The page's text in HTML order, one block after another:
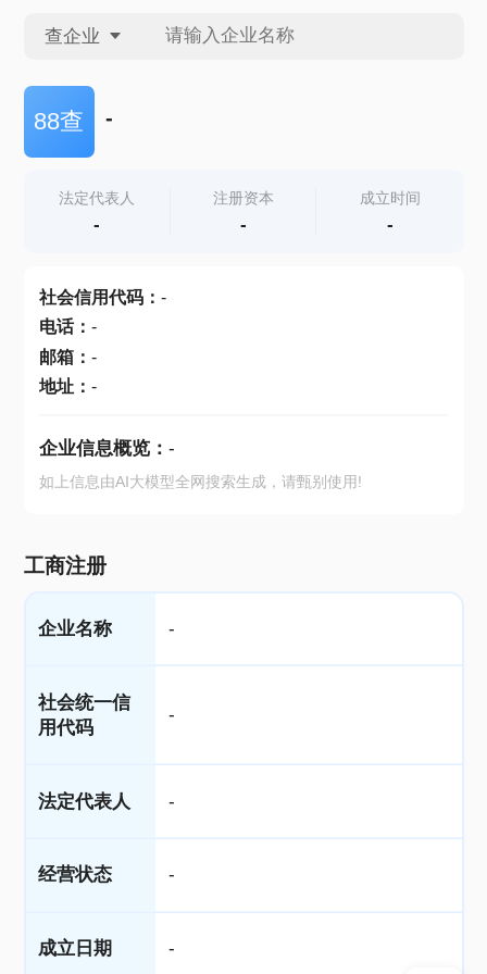
查企业
查企业
查产地
88查 -
法定代表人
-
注册资本
-
成立时间
-
社会信用代码： -
电话： -
邮箱： -
地址： -
企业信息概览： -
如上信息由AI大模型全网搜索生成，请甄别使用!
工商注册
企业名称 -
社会统一信
用代码
-
法定代表人 -
经营状态 -
成立日期 -